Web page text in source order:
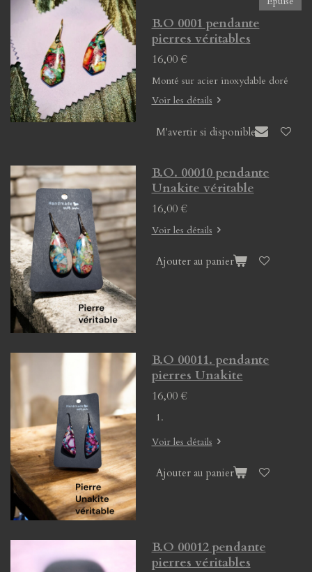
B.O 0001 pendante
pierres véritables
16,00 €
Monté sur acier inoxydable doré
Voir les détails
M'avertir si disponible
B.O. 00010 pendante
Unakite véritable
16,00 €
Voir les détails
Ajouter au panier
B.O 00011. pendante
pierres Unakite
16,00 €
Voir les détails
Ajouter au panier
B.O 00012 pendante
pierres véritables